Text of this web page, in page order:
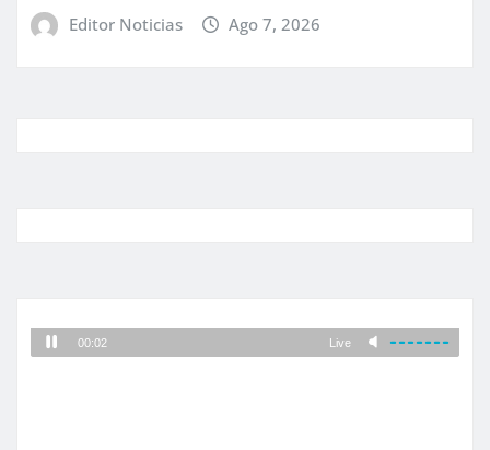
Editor Noticias Ago 7, 2026